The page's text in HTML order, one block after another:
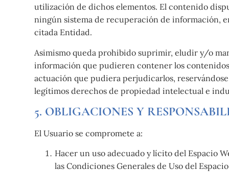
utilización de dichos elementos. El contenido
ningún sistema de recuperación de información,
citada Entidad.
Asimismo queda prohibido suprimir, eludir y/o
información que pudieren contener los
actuación que pudiera perjudicarlos,
legítimos derechos de propiedad intelectual e
5. OBLIGACIONES Y
El Usuario se compromete a:
Hacer un uso adecuado y lícito del Espacio
las Condiciones Generales de Uso del